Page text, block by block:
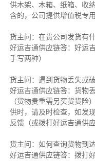
供木架、木箱、纸箱、收
含的，公司提供增值税专
货主问：在贵公司发货有
好运吉通供应链答：好运
手写两种）
货主问：遇到货物丢失或
好运吉通供应链答：货物
（货物贵重需另买货货险
供时，请及时检查，如发
反馈（或拨打好运吉通供
货主问：如何查询货物到
好运吉通供应链答：拨打